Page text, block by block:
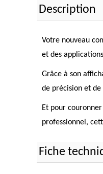
Description
Votre nouveau
et des
Grâce à son
de précision et
Et pour
professionnel,
Fiche